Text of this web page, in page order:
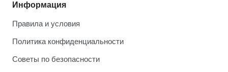
Информация
Правила и условия
Политика конфиденциальности
Советы по безопасности